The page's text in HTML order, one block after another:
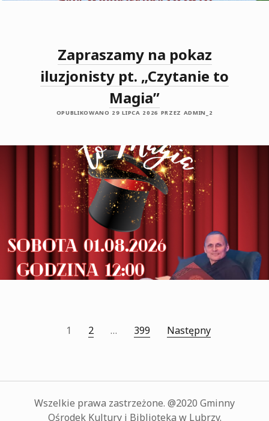
Zapraszamy na pokaz
iluzjonisty pt. „Czytanie to
Magia”
OPUBLIKOWANO 29 LIPCA 2026 PRZEZ ADMIN_2
Stronicowanie
1 2 … 399 Następny
Wszelkie prawa zastrzeżone. @2020 Gminny
Ośrodek Kultury i Biblioteka w Lubrzy.